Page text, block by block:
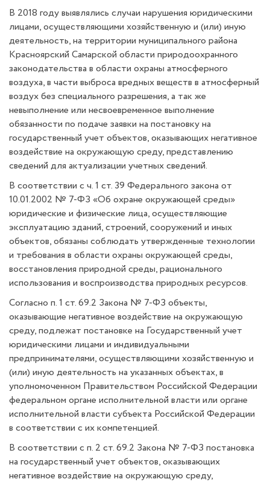
В 2018 году выявлялись случаи нарушения юридическими
лицами, осуществляющими хозяйственную и (или) иную
деятельность, на территории муниципального района
Красноярский Самарской области природоохранного
законодательства в области охраны атмосферного
воздуха, в части выброса вредных веществ в атмосферный
воздух без специального разрешения, а так же
невыполнение или несвоевременное выполнение
обязанности по подаче заявки на постановку на
государственный учет объектов, оказывающих негативное
воздействие на окружающую среду, представлению
сведений для актуализации учетных сведений.
В соответствии с ч. 1 ст. 39 Федерального закона от
10.01.2002 № 7-ФЗ «Об охране окружающей среды»
юридические и физические лица, осуществляющие
эксплуатацию зданий, строений, сооружений и иных
объектов, обязаны соблюдать утвержденные технологии
и требования в области охраны окружающей среды,
восстановления природной среды, рационального
использования и воспроизводства природных ресурсов.
Согласно п. 1 ст. 69.2 Закона № 7-ФЗ объекты,
оказывающие негативное воздействие на окружающую
среду, подлежат постановке на Государственный учет
юридическими лицами и индивидуальными
предпринимателями, осуществляющими хозяйственную и
(или) иную деятельность на указанных объектах, в
уполномоченном Правительством Российской Федерации
федеральном органе исполнительной власти или органе
исполнительной власти субъекта Российской Федерации
в соответствии с их компетенцией.
В соответствии с п. 2 ст. 69.2 Закона № 7-ФЗ постановка
на государственный учет объектов, оказывающих
негативное воздействие на окружающую среду,